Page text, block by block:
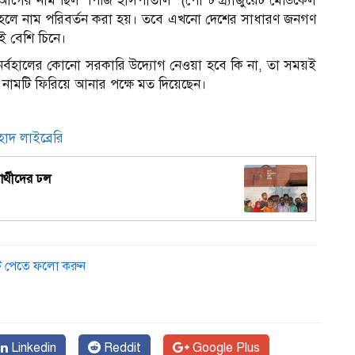
হলে নাম পরিবর্তন করা হয়। তবে এখনো দেশের সাধারণ জনগণ
বেশি চিনে।
কোনো সরকারি উদ্যোগ নেওয়া হবে কি না, তা সময়ই
ফিরিয়ে আনার পক্ষে মত দিয়েছেন।
লাইব্রেরি
ঢল
পেতে ফলো করুন
Linkedin Reddit Google Plus